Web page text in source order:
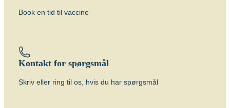
Book en tid til vaccine
Kontakt for spørgsmål
Skriv eller ring til os, hvis du har spørgsmål